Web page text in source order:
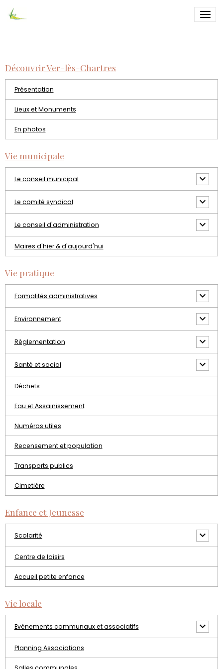
Cuisine
Découvrir Ver-lès-Chartres
Présentation
Lieux et Monuments
En photos
Vie municipale
Le conseil municipal
Le comité syndical
Le conseil d'administration
Maires d'hier & d'aujourd'hui
Vie pratique
Formalités administratives
Environnement
Règlementation
Santé et social
Déchets
Eau et Assainissement
Numéros utiles
Recensement et population
Transports publics
Cimetière
Enfance et Jeunesse
Scolarité
Centre de loisirs
Accueil petite enfance
Vie locale
Evènements communaux et associatifs
Planning Associations